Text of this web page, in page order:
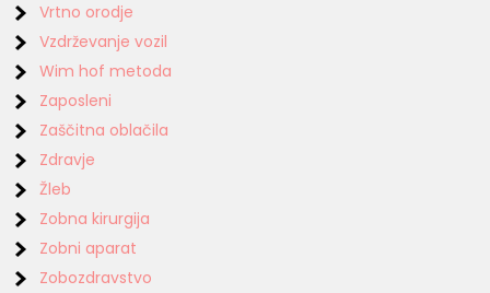
Vrtno orodje
Vzdrževanje vozil
Wim hof metoda
Zaposleni
Zaščitna oblačila
Zdravje
Žleb
Zobna kirurgija
Zobni aparat
Zobozdravstvo